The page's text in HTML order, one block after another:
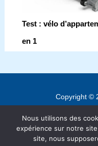
Test : vélo
en 1
Copyright ©
Nous utilisons des
expérience sur notre
site, nous